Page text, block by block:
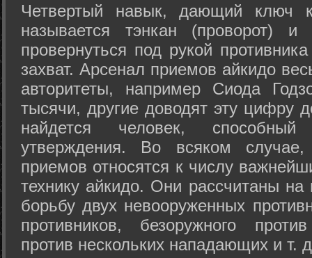
Четвертый навык, дающий ключ
называется тэнкан (проворот)
провернуться под рукой
захват. Арсенал приемов айкидо
авторитеты, например Сиода
тысячи, другие доводят эту цифру
найдется человек,
утверждения. Во всяком
приемов относятся к числу
технику айкидо. Они рассчитаны
борьбу двух невооруженных
противников, безоружного
против нескольких нападающих и т.